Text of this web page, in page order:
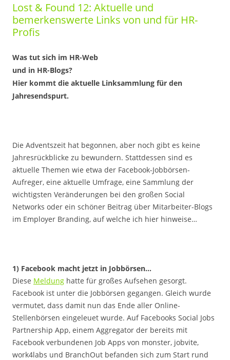
Lost & Found 12: Aktuelle und
bemerkenswerte Links von und für HR-
Profis
Was tut sich im HR-Web
und in HR-Blogs?
Hier kommt die aktuelle Linksammlung für den
Jahresendspurt.
Die Adventszeit hat begonnen, aber noch gibt es keine
Jahresrückblicke zu bewundern. Stattdessen sind es
aktuelle Themen wie etwa der Facebook-Jobbörsen-
Aufreger, eine aktuelle Umfrage, eine Sammlung der
wichtigsten Veränderungen bei den großen Social
Networks oder ein schöner Beitrag über Mitarbeiter-Blogs
im Employer Branding, auf welche ich hier hinweise…
1) Facebook macht jetzt in Jobbörsen…
Diese Meldung hatte für großes Aufsehen gesorgt.
Facebook ist unter die Jobbörsen gegangen. Gleich wurde
vermutet, dass damit nun das Ende aller Online-
Stellenbörsen eingeleuet wurde. Auf Facebooks Social Jobs
Partnership App, einem Aggregator der bereits mit
Facebook verbundenen Job Apps von monster, jobvite,
work4labs und BranchOut befanden sich zum Start rund